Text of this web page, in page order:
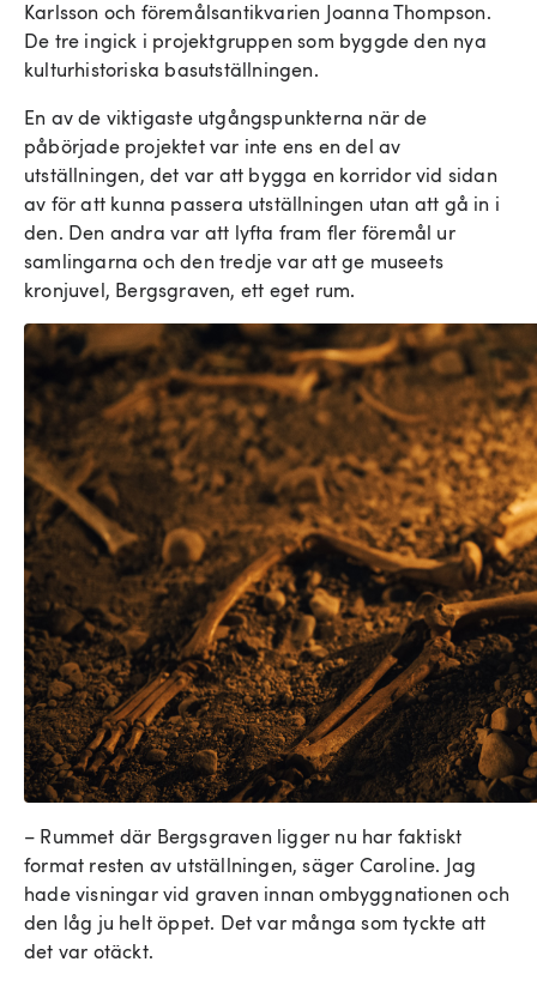
Karlsson och föremålsantikvarien Joanna Thompson.
De tre ingick i projektgruppen som byggde den nya
kulturhistoriska basutställningen.
En av de viktigaste utgångspunkterna när de
påbörjade projektet var inte ens en del av
utställningen, det var att bygga en korridor vid sidan
av för att kunna passera utställningen utan att gå in i
den. Den andra var att lyfta fram fler föremål ur
samlingarna och den tredje var att ge museets
kronjuvel, Bergsgraven, ett eget rum.
– Rummet där Bergsgraven ligger nu har faktiskt
format resten av utställningen, säger Caroline. Jag
hade visningar vid graven innan ombyggnationen och
den låg ju helt öppet. Det var många som tyckte att
det var otäckt.